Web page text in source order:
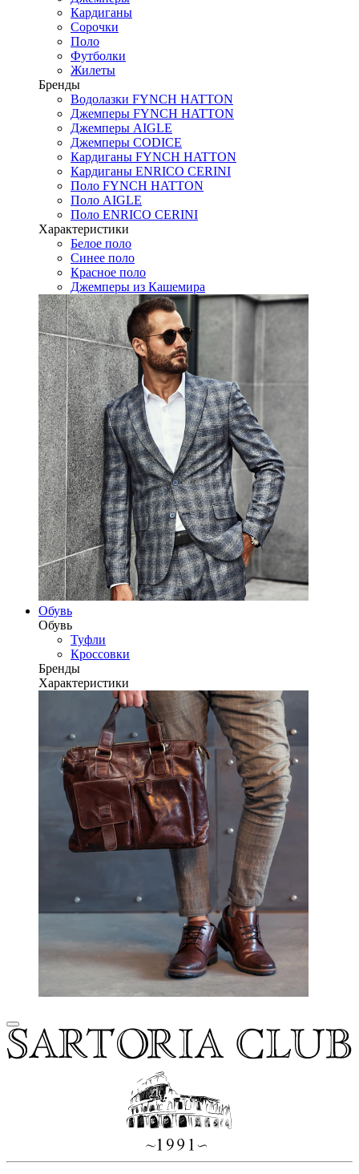
Кардиганы
Сорочки
Поло
Футболки
Жилеты
Бренды
Водолазки FYNCH HATTON
Джемперы FYNCH HATTON
Джемперы AIGLE
Джемперы CODICE
Кардиганы FYNCH HATTON
Кардиганы ENRICO CERINI
Поло FYNCH HATTON
Поло AIGLE
Поло ENRICO CERINI
Характеристики
Белое поло
Синее поло
Красное поло
Джемперы из Кашемира
Обувь
Обувь
Туфли
Кроссовки
Бренды
Характеристики